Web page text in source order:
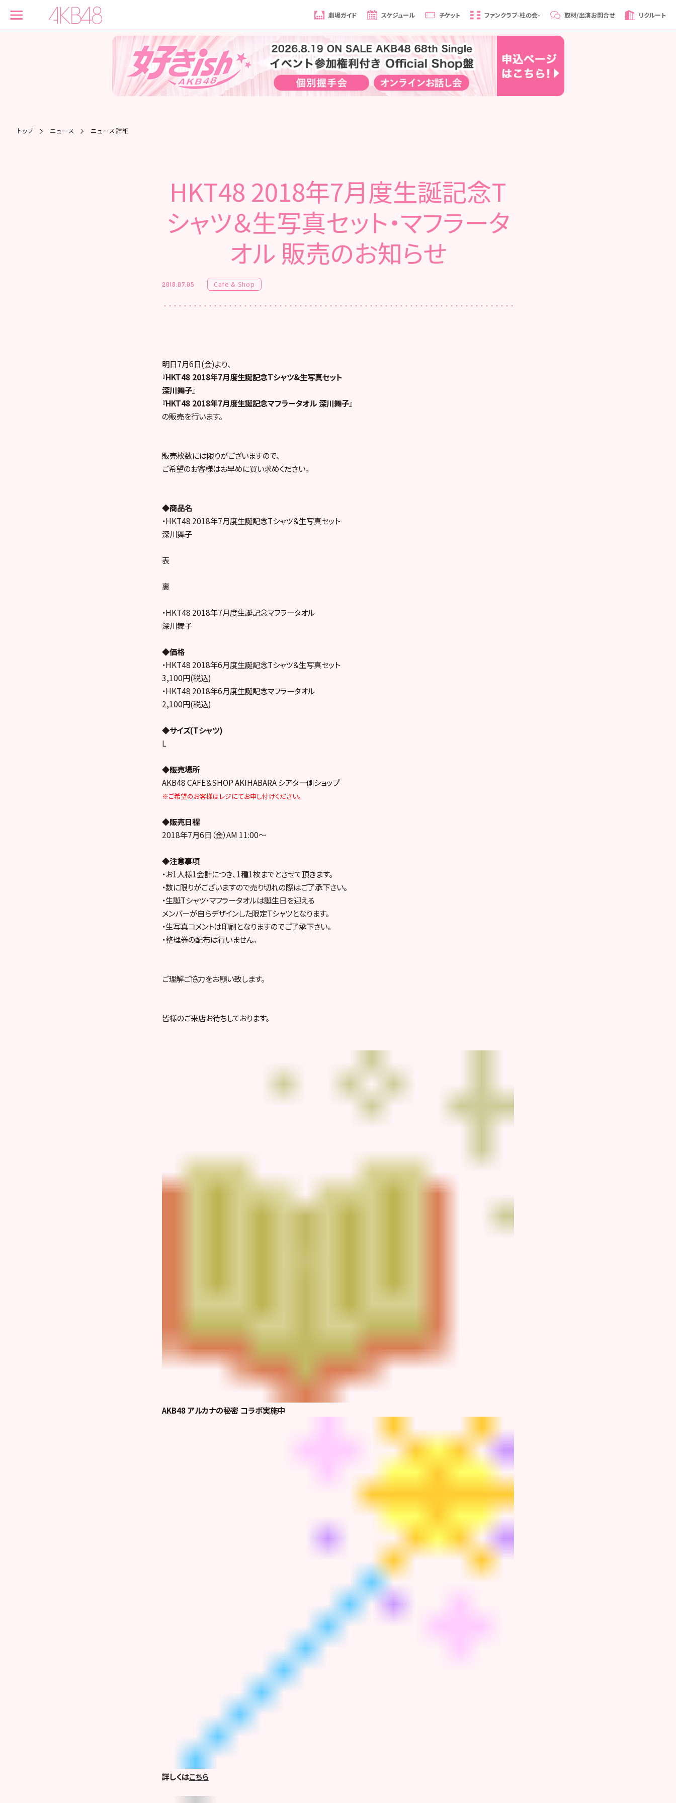
劇場ガイド スケジュール チケット ファンクラブ-柱の会- 取材/出演お問合せ リクルート
トップ ニュース ニュース詳細
HKT48 2018年7月度生誕記念T
シャツ＆生写真セット・マフラータ
オル 販売のお知らせ
2018.07.05 Cafe & Shop
明日7月6日(金)より、
『HKT48 2018年7月度生誕記念Tシャツ&生写真セット
深川舞子』
『HKT48 2018年7月度生誕記念マフラータオル 深川舞子』
の販売を行います。
販売枚数には限りがございますので、
ご希望のお客様はお早めに買い求めください。
◆商品名
・HKT48 2018年7月度生誕記念Tシャツ＆生写真セット
深川舞子
表
裏
・HKT48 2018年7月度生誕記念マフラータオル
深川舞子
◆価格
・HKT48 2018年6月度生誕記念Tシャツ＆生写真セット
3,100円(税込)
・HKT48 2018年6月度生誕記念マフラータオル
2,100円(税込)
◆サイズ(Tシャツ)
L
◆販売場所
AKB48 CAFE＆SHOP AKIHABARA シアター側ショップ
※ご希望のお客様はレジにてお申し付けください。
◆販売日程
2018年7月6日（金）AM 11:00～
◆注意事項
・お1人様1会計につき､1種1枚までとさせて頂きます。
・数に限りがございますので売り切れの際はご了承下さい。
・生誕Tシャツ・マフラータオルは誕生日を迎える
メンバーが自らデザインした限定Tシャツとなります。
・生写真コメントは印刷となりますのでご了承下さい。
・整理券の配布は行いません。
ご理解ご協力をお願い致します。
皆様のご来店お待ちしております。
AKB48 アルカナの秘密 コラボ実施中
詳しくはこちら